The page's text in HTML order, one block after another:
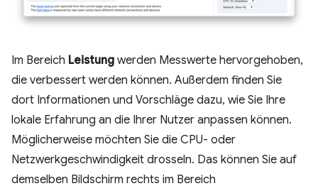
Im Bereich Leistung werden Messwerte hervorgehoben,
die verbessert werden können. Außerdem finden Sie
dort Informationen und Vorschläge dazu, wie Sie Ihre
lokale Erfahrung an die Ihrer Nutzer anpassen können.
Möglicherweise möchten Sie die CPU- oder
Netzwerkgeschwindigkeit drosseln. Das können Sie auf
demselben Bildschirm rechts im Bereich